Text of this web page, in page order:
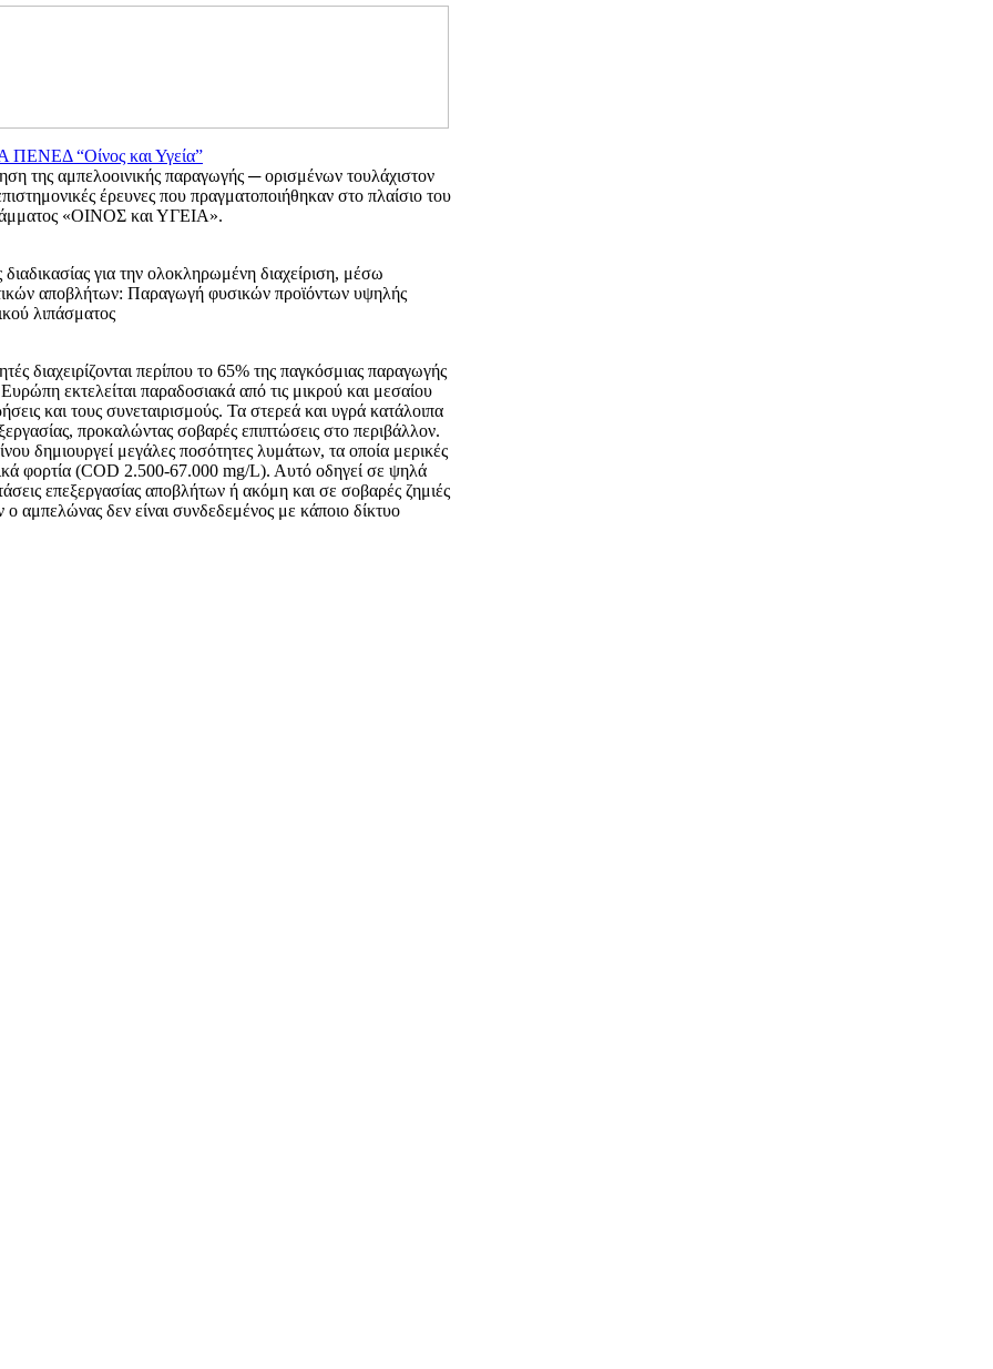
“Οίνος και Υγεία”
της αμπελοοινικής παραγωγής ─ ορισμένων τουλάχιστον
έρευνες που πραγματοποιήθηκαν στο πλαίσιο του
«ΟΙΝΟΣ και ΥΓΕΙΑ».
για την ολοκληρωμένη διαχείριση, μέσω
αποβλήτων: Παραγωγή φυσικών προϊόντων υψηλής
λιπάσματος
διαχειρίζονται περίπου το 65% της παγκόσμιας παραγωγής
εκτελείται παραδοσιακά από τις μικρού και μεσαίου
και τους συνεταιρισμούς. Τα στερεά και υγρά κατάλοιπα
προκαλώντας σοβαρές επιπτώσεις στο περιβάλλον.
δημιουργεί μεγάλες ποσότητες λυμάτων, τα οποία μερικές
φορτία (COD 2.500-67.000 mg/L). Αυτό οδηγεί σε ψηλά
επεξεργασίας αποβλήτων ή ακόμη και σε σοβαρές ζημιές
ο αμπελώνας δεν είναι συνδεδεμένος με κάποιο δίκτυο